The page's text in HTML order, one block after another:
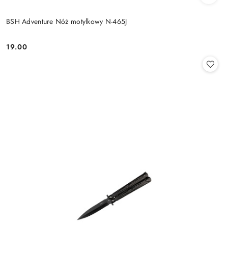
BSH Adventure Nóż motylkowy N-465J
Cena:
19.00